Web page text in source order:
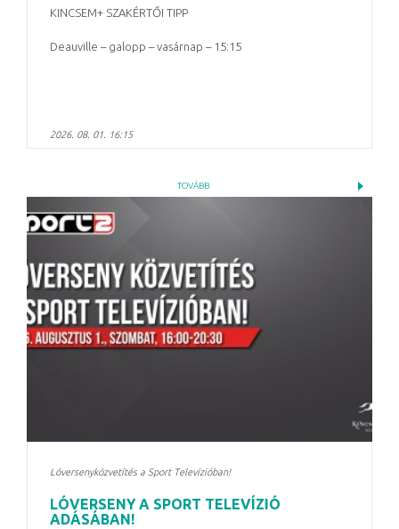
KINCSEM+ SZAKÉRTŐI TIPP
Deauville – galopp – vasárnap – 15:15
2026. 08. 01. 16:15
TOVÁBB
Lóversenyközvetítés a Sport Televízióban!
LÓVERSENY A SPORT TELEVÍZIÓ
ADÁSÁBAN!